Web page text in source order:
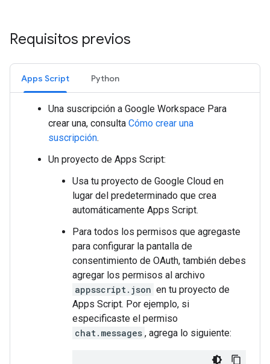
Requisitos previos
Apps Script Python
Una suscripción a Google Workspace Para
crear una, consulta Cómo crear una
suscripción.
Un proyecto de Apps Script:
Usa tu proyecto de Google Cloud en
lugar del predeterminado que crea
automáticamente Apps Script.
Para todos los permisos que agregaste
para configurar la pantalla de
consentimiento de OAuth, también debes
agregar los permisos al archivo
appsscript.json en tu proyecto de
Apps Script. Por ejemplo, si
especificaste el permiso
chat.messages , agrega lo siguiente: